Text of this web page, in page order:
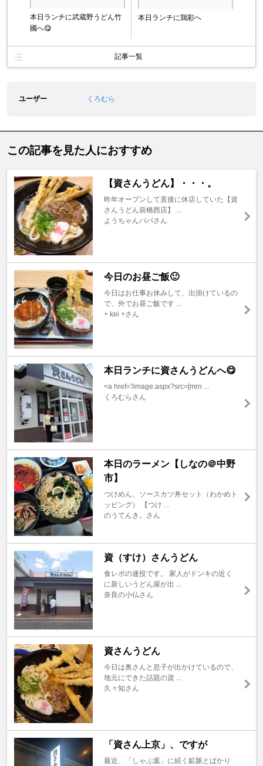
本日ランチに武蔵野うどん竹
國へ😋
本日ランチに鶏彩へ
記事一覧
ユーザー くろむら
この記事を見た人におすすめ
【資さんうどん】・・・。
昨年オープンして直後に休店していた【資
さんうどん前橋西店】 ...
ようちゃんパパさん
今日のお昼ご飯🙂
今日はお仕事お休みして、出掛けているの
で、外でお昼ご飯です ...
+ kei +さん
本日ランチに資さんうどんへ😋
<a href='/image.aspx?src=[mrn ...
くろむらさん
本日のラーメン【しなの＠中野
市】
つけめん、ソースカツ丼セット（わかめト
ッピング） 【つけ ...
のうてんき。さん
資（すけ）さんうどん
食レポの連投です。 家人がドンキの近く
に新しいうどん屋が出 ...
奈良の小仏さん
資さんうどん
今日は奥さんと息子が出かけているので、
地元にできた話題の資 ...
久々知さん
「資さん上京」、ですが
最近、「しゃぶ葉」に続く鉱脈とばかり